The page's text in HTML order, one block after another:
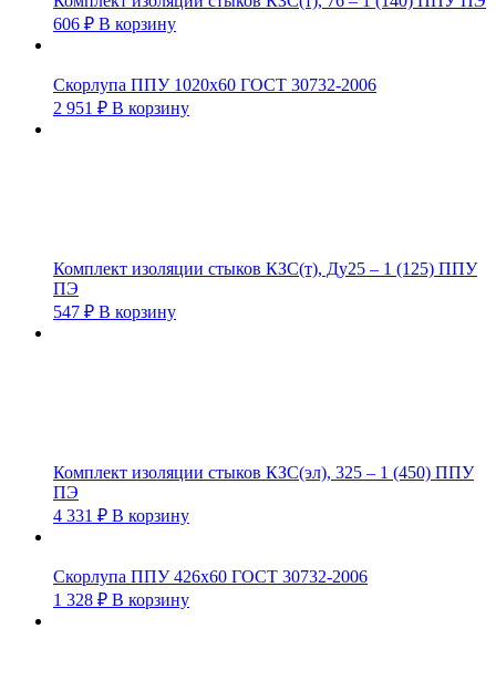
606 ₽ В корзину
Скорлупа ППУ 1020х60 ГОСТ 30732-2006
2 951 ₽ В корзину
Комплект изоляции стыков КЗС(т), Ду25 – 1 (125) ППУ
ПЭ
547 ₽ В корзину
Комплект изоляции стыков КЗС(эл), 325 – 1 (450) ППУ
ПЭ
4 331 ₽ В корзину
Скорлупа ППУ 426х60 ГОСТ 30732-2006
1 328 ₽ В корзину